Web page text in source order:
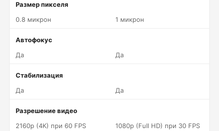
Размер пикселя
0.8 микрон
1 микрон
Автофокус
Да
Да
Стабилизация
Да
Да
Разрешение видео
2160p (4K) при 60 FPS
1080p (Full HD) при 30 FPS